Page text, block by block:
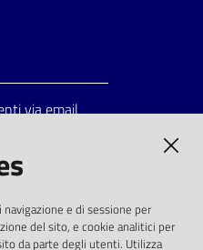
via email
direttiva
d.lgs. 36/2006
e di sessione per
del sito, e cookie analitici per
da parte degli utenti. Utilizza